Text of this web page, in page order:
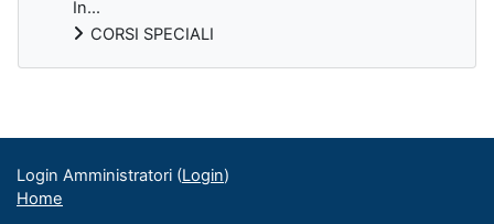
In...
CORSI SPECIALI
Login Amministratori (Login)
Home